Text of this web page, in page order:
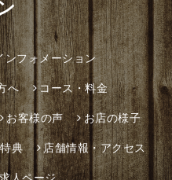
ンフォメーション
へ コース・料金
お客様の声 お店の様子
特典 店舗情報・アクセス